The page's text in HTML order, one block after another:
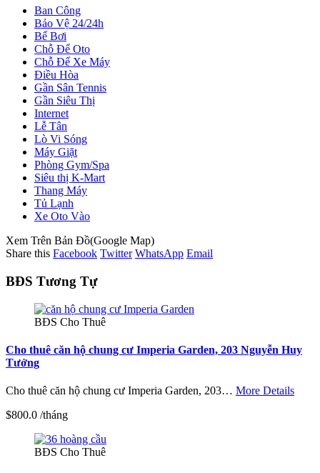
Ban Công
Bảo Vệ 24/24h
Bể Bơi
Chỗ Để Oto
Chỗ Để Xe Máy
Điều Hòa
Gần Sân Tennis
Gần Siêu Thị
Internet
Lễ Tân
Lò Vi Sóng
Máy Giặt
Phòng Gym/Spa
Siêu thị K-Mart
Thang Máy
Tủ Lạnh
Xe Oto Vào
Xem Trên Bản Đồ(Google Map)
Share this Facebook Twitter WhatsApp Email
BĐS Tương Tự
BĐS Cho Thuê
Cho thuê căn hộ chung cư Imperia Garden, 203 Nguyễn Huy
Tưởng
Cho thuê căn hộ chung cư Imperia Garden, 203… More Details
$800.0 /tháng
BĐS Cho Thuê